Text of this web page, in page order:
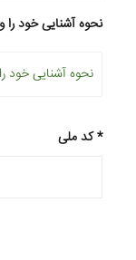
*نحوه آشنایی خود را
کد ملی *